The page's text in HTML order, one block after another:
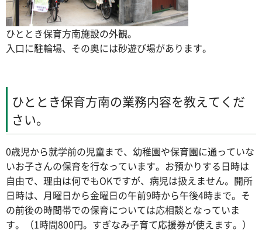
ひととき保育方南施設の外観。
入口に駐輪場、その奥には砂遊び場があります。
ひととき保育方南の業務内容を教えてくだ
さい。
0歳児から就学前の児童まで、幼稚園や保育園に通っていな
いお子さんの保育を行なっています。お預かりする日時は
自由で、理由は何でもOKですが、病児は扱えません。開所
日時は、月曜日から金曜日の午前9時から午後4時まで。そ
の前後の時間帯での保育については応相談となっていま
す。（1時間800円。すぎなみ子育て応援券が使えます。）